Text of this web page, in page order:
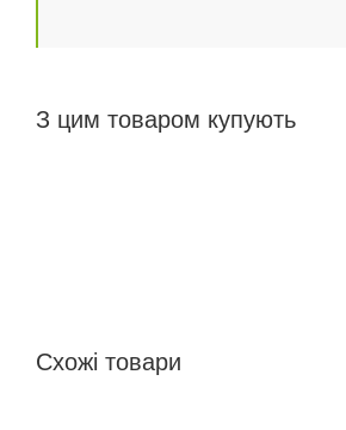
З цим товаром купують
Схожі товари